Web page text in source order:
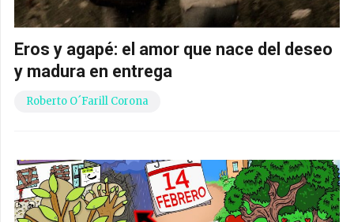
Eros y agapé: el amor que nace del deseo
y madura en entrega
Roberto O´Farill Corona